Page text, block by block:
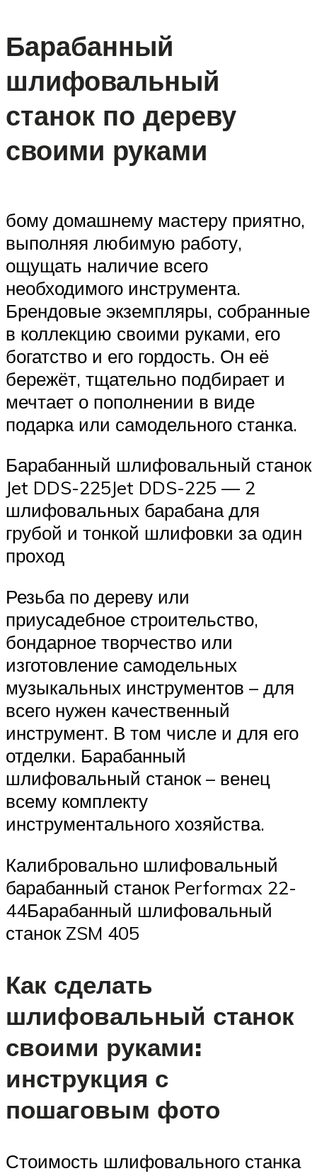
Барабанный
шлифовальный
станок по дереву
своими руками
бому домашнему мастеру приятно,
выполняя любимую работу,
ощущать наличие всего
необходимого инструмента.
Брендовые экземпляры, собранные
в коллекцию своими руками, его
богатство и его гордость. Он её
бережёт, тщательно подбирает и
мечтает о пополнении в виде
подарка или самодельного станка.
Барабанный шлифовальный станок
Jet DDS-225Jet DDS-225 — 2
шлифовальных барабана для
грубой и тонкой шлифовки за один
проход
Резьба по дереву или
приусадебное строительство,
бондарное творчество или
изготовление самодельных
музыкальных инструментов – для
всего нужен качественный
инструмент. В том числе и для его
отделки. Барабанный
шлифовальный станок – венец
всему комплекту
инструментального хозяйства.
Калибровально шлифовальный
барабанный станок Performax 22-
44Барабанный шлифовальный
станок ZSM 405
Как сделать
шлифовальный станок
своими руками:
инструкция с
пошаговым фото
Стоимость шлифовального станка